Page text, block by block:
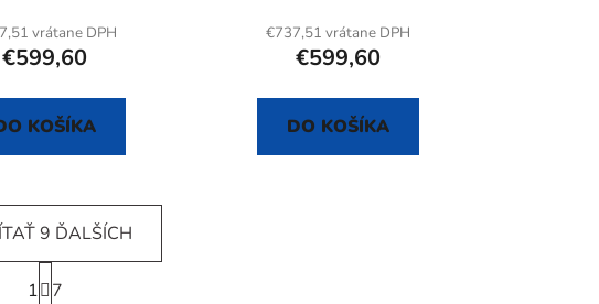
vrátane DPH
€599,60
KOŠÍKA
€737,51 vrátane DPH
€599,60
DO KOŠÍKA
9 ĎALŠÍCH
S
t
1 7